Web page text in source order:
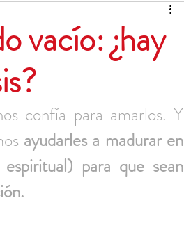
vacío: ¿hay
confía para amarlos. Y
ayudarles a madurar en
para que sean